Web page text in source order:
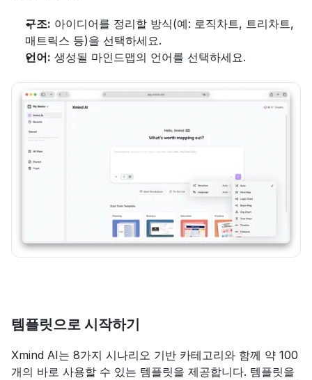
구조: 아이디어를 정리할 방식(예: 로직차트, 트리차트,
매트릭스 등)을 선택하세요.
언어: 생성될 마인드맵의 언어를 선택하세요.
템플릿으로 시작하기
Xmind AI는 8가지 시나리오 기반 카테고리와 함께 약 100
개의 바로 사용할 수 있는 템플릿을 제공합니다. 템플릿을